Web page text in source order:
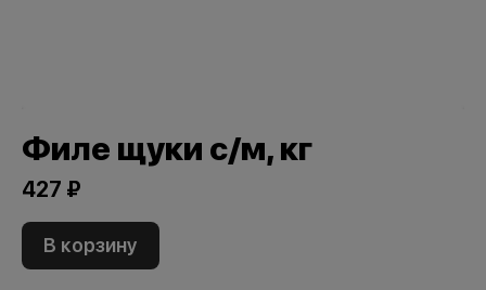
Филе щуки с/м, кг
427 ₽
В корзину